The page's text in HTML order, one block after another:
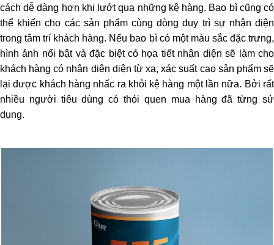
cách dễ dàng hơn khi lướt qua những kệ hàng. Bao bì cũng có
thể khiến cho các sản phẩm cùng dòng duy trì sự nhận diện
trong tâm trí khách hàng. Nếu bao bì có một màu sắc đặc trưng,
hình ảnh nổi bật và đặc biệt có họa tiết nhận diện sẽ làm cho
khách hàng có nhận diện diện từ xa, xác suất cao sản phẩm sẽ
lại được khách hàng nhấc ra khỏi kệ hàng một lần nữa. Bởi rất
nhiều người tiêu dùng có thói quen mua hàng đã từng sử
dụng.